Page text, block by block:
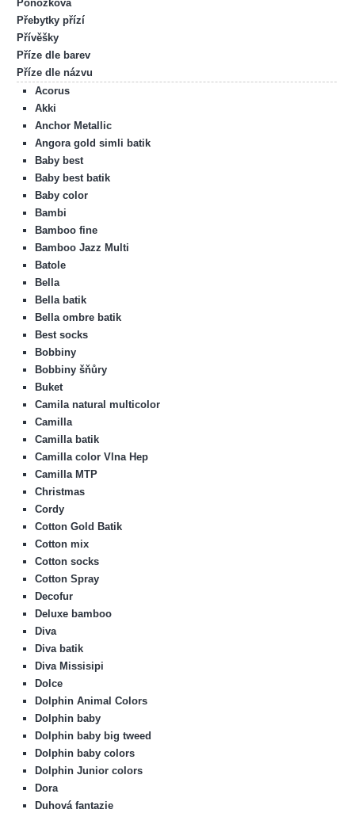
Ponožková
Přebytky přízí
Přívěšky
Příze dle barev
Příze dle názvu
Acorus
Akki
Anchor Metallic
Angora gold simli batik
Baby best
Baby best batik
Baby color
Bambi
Bamboo fine
Bamboo Jazz Multi
Batole
Bella
Bella batik
Bella ombre batik
Best socks
Bobbiny
Bobbiny šňůry
Buket
Camila natural multicolor
Camilla
Camilla batik
Camilla color Vlna Hep
Camilla MTP
Christmas
Cordy
Cotton Gold Batik
Cotton mix
Cotton socks
Cotton Spray
Decofur
Deluxe bamboo
Diva
Diva batik
Diva Missisipi
Dolce
Dolphin Animal Colors
Dolphin baby
Dolphin baby big tweed
Dolphin baby colors
Dolphin Junior colors
Dora
Duhová fantazie